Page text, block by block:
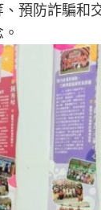
預防詐騙和